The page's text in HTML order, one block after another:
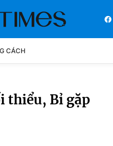
CÁCH
thiểu, Bỉ gặp